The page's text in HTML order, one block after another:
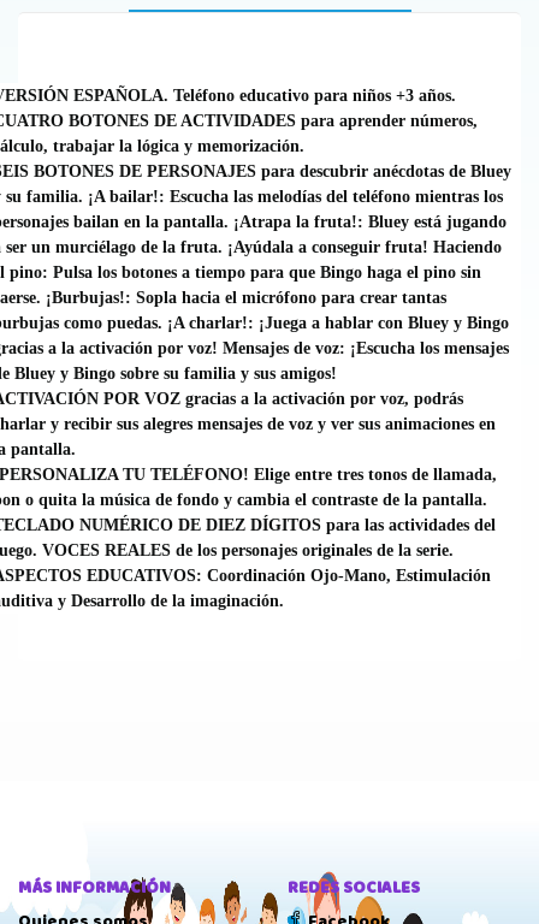
ESPAÑOLA. Teléfono educativo para niños +3 años.
BOTONES DE ACTIVIDADES para aprender números,
trabajar la lógica y memorización.
BOTONES DE PERSONAJES para descubrir anécdotas de Bluey
su familia. ¡A bailar!: Escucha las melodías del teléfono mientras los
bailan en la pantalla. ¡Atrapa la fruta!: Bluey está jugando
ser un murciélago de la fruta. ¡Ayúdala a conseguir fruta! Haciendo
pino: Pulsa los botones a tiempo para que Bingo haga el pino sin
¡Burbujas!: Sopla hacia el micrófono para crear tantas
como puedas. ¡A charlar!: ¡Juega a hablar con Bluey y Bingo
a la activación por voz! Mensajes de voz: ¡Escucha los mensajes
Bluey y Bingo sobre su familia y sus amigos!
POR VOZ gracias a la activación por voz, podrás
y recibir sus alegres mensajes de voz y ver sus animaciones en
pantalla.
TU TELÉFONO! Elige entre tres tonos de llamada,
o quita la música de fondo y cambia el contraste de la pantalla.
NUMÉRICO DE DIEZ DÍGITOS para las actividades del
VOCES REALES de los personajes originales de la serie.
EDUCATIVOS: Coordinación Ojo-Mano, Estimulación
y Desarrollo de la imaginación.
MÁS INFORMACIÓN
REDES SOCIALES